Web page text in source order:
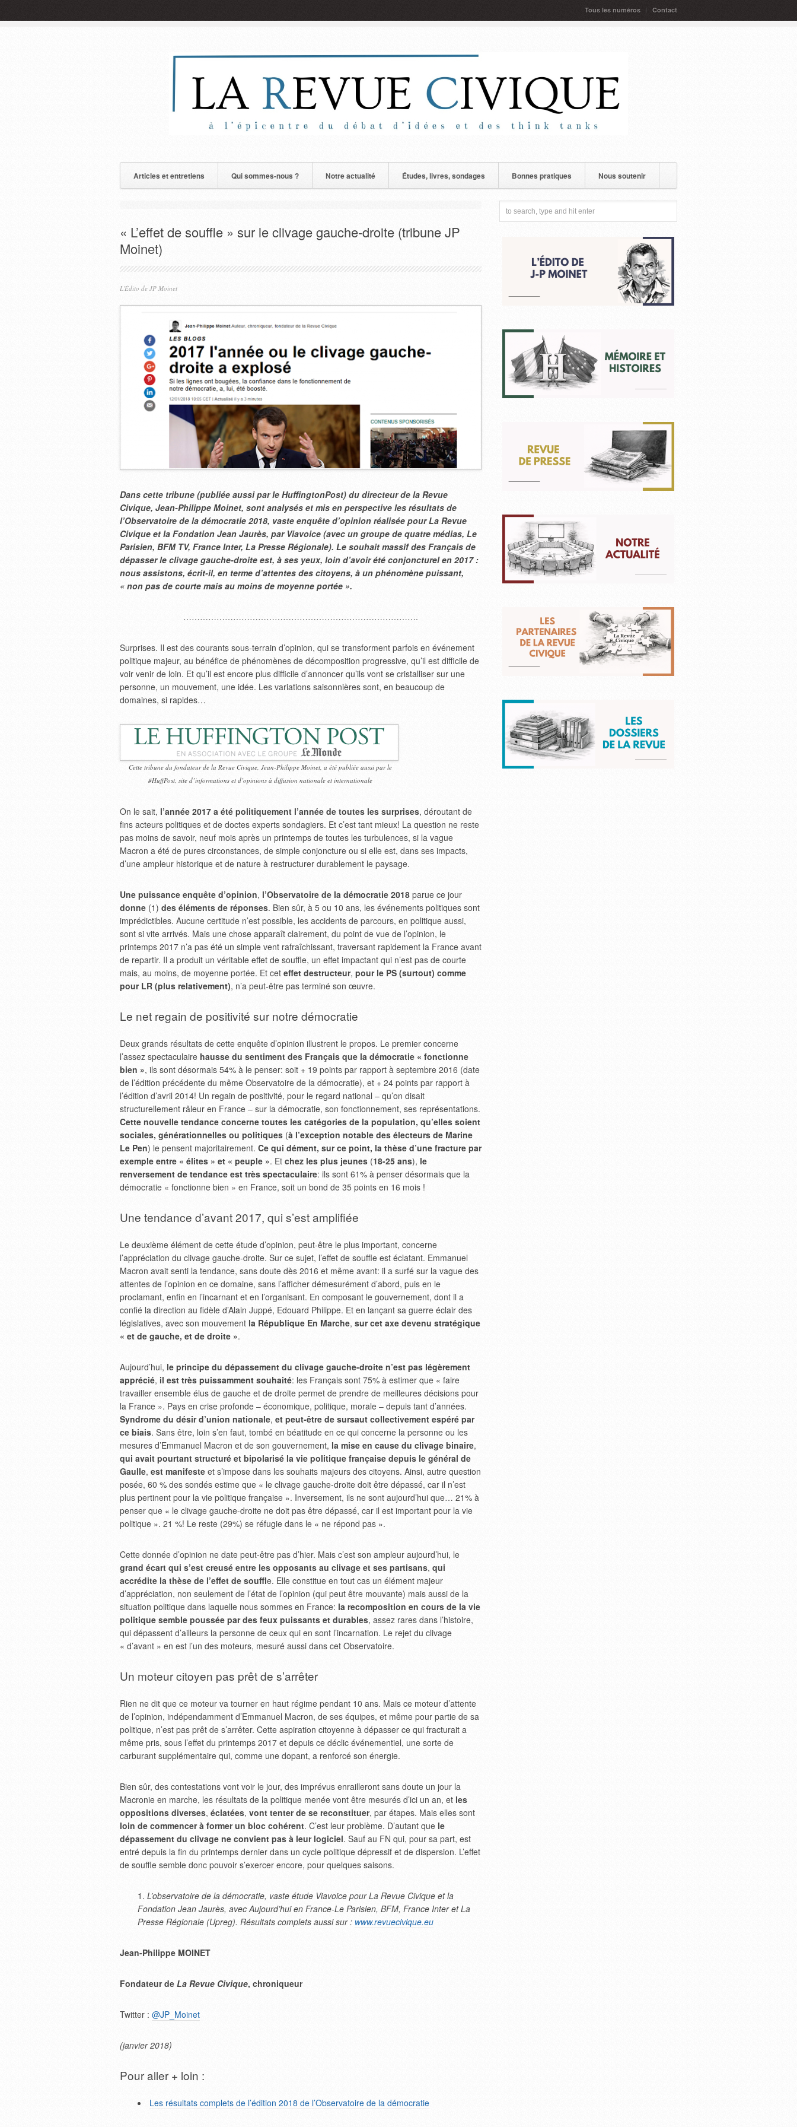
Tous les numéros Contact
Articles et entretiens Qui sommes-nous ? Notre actualité Études, livres, sondages Bonnes pratiques Nous soutenir
« L’effet de souffle » sur le clivage gauche-droite (tribune JP
Moinet)
L'Édito de JP Moinet
Dans cette tribune (publiée aussi par le HuffingtonPost) du directeur de la Revue
Civique, Jean-Philippe Moinet, sont analysés et mis en perspective les résultats de
l’Observatoire de la démocratie 2018, vaste enquête d’opinion réalisée pour La Revue
Civique et la Fondation Jean Jaurès, par Viavoice (avec un groupe de quatre médias, Le
Parisien, BFM TV, France Inter, La Presse Régionale). Le souhait massif des Français de
dépasser le clivage gauche-droite est, à ses yeux, loin d’avoir été conjoncturel en 2017 :
nous assistons, écrit-il, en terme d’attentes des citoyens, à un phénomène puissant,
« non pas de courte mais au moins de moyenne portée ».
………………………………………………………………………….
Surprises. Il est des courants sous-terrain d’opinion, qui se transforment parfois en événement
politique majeur, au bénéfice de phénomènes de décomposition progressive, qu’il est difficile de
voir venir de loin. Et qu’il est encore plus difficile d’annoncer qu’ils vont se cristalliser sur une
personne, un mouvement, une idée. Les variations saisonnières sont, en beaucoup de
domaines, si rapides…
Cette tribune du fondateur de la Revue Civique, Jean-Philippe Moinet, a été publiée aussi par le
#HuffPost, site d’informations et d’opinions à diffusion nationale et internationale
On le sait, l’année 2017 a été politiquement l’année de toutes les surprises, déroutant de
fins acteurs politiques et de doctes experts sondagiers. Et c’est tant mieux! La question ne reste
pas moins de savoir, neuf mois après un printemps de toutes les turbulences, si la vague
Macron a été de pures circonstances, de simple conjoncture ou si elle est, dans ses impacts,
d’une ampleur historique et de nature à restructurer durablement le paysage.
Une puissance enquête d’opinion, l’Observatoire de la démocratie 2018 parue ce jour
donne (1) des éléments de réponses. Bien sûr, à 5 ou 10 ans, les événements politiques sont
imprédictibles. Aucune certitude n’est possible, les accidents de parcours, en politique aussi,
sont si vite arrivés. Mais une chose apparaît clairement, du point de vue de l’opinion, le
printemps 2017 n’a pas été un simple vent rafraîchissant, traversant rapidement la France avant
de repartir. Il a produit un véritable effet de souffle, un effet impactant qui n’est pas de courte
mais, au moins, de moyenne portée. Et cet effet destructeur, pour le PS (surtout) comme
pour LR (plus relativement), n’a peut-être pas terminé son œuvre.
Le net regain de positivité sur notre démocratie
Deux grands résultats de cette enquête d’opinion illustrent le propos. Le premier concerne
l’assez spectaculaire hausse du sentiment des Français que la démocratie « fonctionne
bien », ils sont désormais 54% à le penser: soit + 19 points par rapport à septembre 2016 (date
de l’édition précédente du même Observatoire de la démocratie), et + 24 points par rapport à
l’édition d’avril 2014! Un regain de positivité, pour le regard national – qu’on disait
structurellement râleur en France – sur la démocratie, son fonctionnement, ses représentations.
Cette nouvelle tendance concerne toutes les catégories de la population, qu’elles soient
sociales, générationnelles ou politiques (à l’exception notable des électeurs de Marine
Le Pen) le pensent majoritairement. Ce qui dément, sur ce point, la thèse d’une fracture par
exemple entre « élites » et « peuple ». Et chez les plus jeunes (18-25 ans), le
renversement de tendance est très spectaculaire: ils sont 61% à penser désormais que la
démocratie « fonctionne bien » en France, soit un bond de 35 points en 16 mois !
Une tendance d’avant 2017, qui s’est amplifiée
Le deuxième élément de cette étude d’opinion, peut-être le plus important, concerne
l’appréciation du clivage gauche-droite. Sur ce sujet, l’effet de souffle est éclatant. Emmanuel
Macron avait senti la tendance, sans doute dès 2016 et même avant: il a surfé sur la vague des
attentes de l’opinion en ce domaine, sans l’afficher démesurément d’abord, puis en le
proclamant, enfin en l’incarnant et en l’organisant. En composant le gouvernement, dont il a
confié la direction au fidèle d’Alain Juppé, Edouard Philippe. Et en lançant sa guerre éclair des
législatives, avec son mouvement la République En Marche, sur cet axe devenu stratégique
« et de gauche, et de droite ».
Aujourd’hui, le principe du dépassement du clivage gauche-droite n’est pas légèrement
apprécié, il est très puissamment souhaité: les Français sont 75% à estimer que « faire
travailler ensemble élus de gauche et de droite permet de prendre de meilleures décisions pour
la France ». Pays en crise profonde – économique, politique, morale – depuis tant d’années.
Syndrome du désir d’union nationale, et peut-être de sursaut collectivement espéré par
ce biais. Sans être, loin s’en faut, tombé en béatitude en ce qui concerne la personne ou les
mesures d’Emmanuel Macron et de son gouvernement, la mise en cause du clivage binaire,
qui avait pourtant structuré et bipolarisé la vie politique française depuis le général de
Gaulle, est manifeste et s’impose dans les souhaits majeurs des citoyens. Ainsi, autre question
posée, 60 % des sondés estime que « le clivage gauche-droite doit être dépassé, car il n’est
plus pertinent pour la vie politique française ». Inversement, ils ne sont aujourd’hui que… 21% à
penser que « le clivage gauche-droite ne doit pas être dépassé, car il est important pour la vie
politique ». 21 %! Le reste (29%) se réfugie dans le « ne répond pas ».
Cette donnée d’opinion ne date peut-être pas d’hier. Mais c’est son ampleur aujourd’hui, le
grand écart qui s’est creusé entre les opposants au clivage et ses partisans, qui
accrédite la thèse de l’effet de souffle. Elle constitue en tout cas un élément majeur
d’appréciation, non seulement de l’état de l’opinion (qui peut être mouvante) mais aussi de la
situation politique dans laquelle nous sommes en France: la recomposition en cours de la vie
politique semble poussée par des feux puissants et durables, assez rares dans l’histoire,
qui dépassent d’ailleurs la personne de ceux qui en sont l’incarnation. Le rejet du clivage
« d’avant » en est l’un des moteurs, mesuré aussi dans cet Observatoire.
Un moteur citoyen pas prêt de s’arrêter
Rien ne dit que ce moteur va tourner en haut régime pendant 10 ans. Mais ce moteur d’attente
de l’opinion, indépendamment d’Emmanuel Macron, de ses équipes, et même pour partie de sa
politique, n’est pas prêt de s’arrêter. Cette aspiration citoyenne à dépasser ce qui fracturait a
même pris, sous l’effet du printemps 2017 et depuis ce déclic événementiel, une sorte de
carburant supplémentaire qui, comme une dopant, a renforcé son énergie.
Bien sûr, des contestations vont voir le jour, des imprévus enrailleront sans doute un jour la
Macronie en marche, les résultats de la politique menée vont être mesurés d’ici un an, et les
oppositions diverses, éclatées, vont tenter de se reconstituer, par étapes. Mais elles sont
loin de commencer à former un bloc cohérent. C’est leur problème. D’autant que le
dépassement du clivage ne convient pas à leur logiciel. Sauf au FN qui, pour sa part, est
entré depuis la fin du printemps dernier dans un cycle politique dépressif et de dispersion. L’effet
de souffle semble donc pouvoir s’exercer encore, pour quelques saisons.
L’observatoire de la démocratie, vaste étude Viavoice pour La Revue Civique et la
Fondation Jean Jaurès, avec Aujourd’hui en France-Le Parisien, BFM, France Inter et La
Presse Régionale (Upreg). Résultats complets aussi sur : www.revuecivique.eu
Jean-Philippe MOINET
Fondateur de La Revue Civique, chroniqueur
Twitter : @JP_Moinet
(janvier 2018)
Pour aller + loin :
Les résultats complets de l’édition 2018 de l’Observatoire de la démocratie